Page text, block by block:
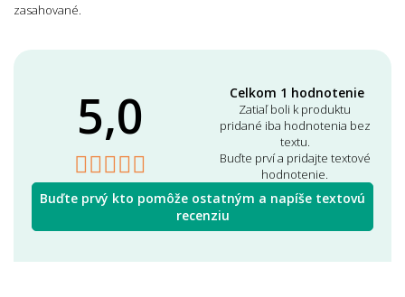
zasahované.
5,0 Celkom 1 hodnotenie
Zatiaľ boli k produktu
pridané iba hodnotenia bez
textu.
Buďte prví a pridajte textové
hodnotenie.
Buďte prvý kto pomôže ostatným a napíše textovú
recenziu